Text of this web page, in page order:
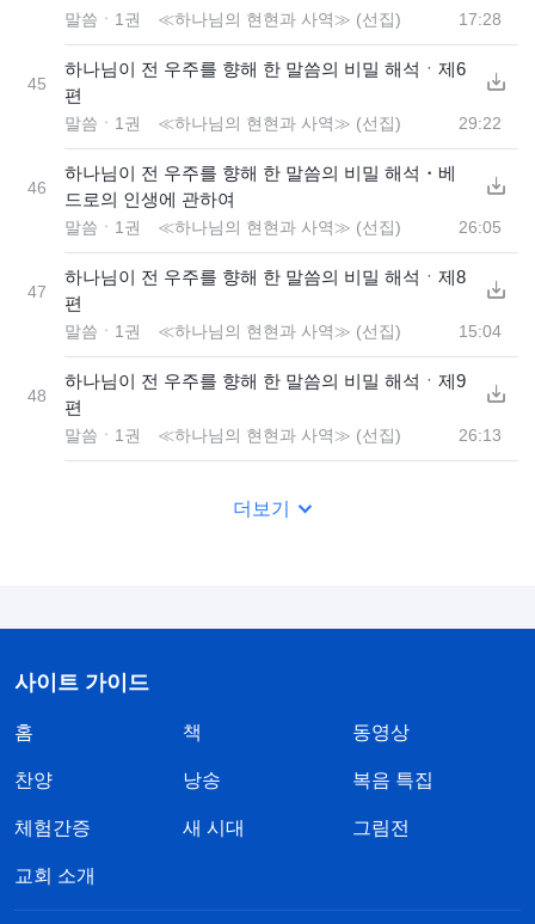
말씀ㆍ1권 ≪하나님의 현현과 사역≫ (선집) 17:28
45
하나님이 전 우주를 향해 한 말씀의 비밀 해석ㆍ제6
편
말씀ㆍ1권 ≪하나님의 현현과 사역≫ (선집) 29:22
46
하나님이 전 우주를 향해 한 말씀의 비밀 해석・베
드로의 인생에 관하여
말씀ㆍ1권 ≪하나님의 현현과 사역≫ (선집) 26:05
47
하나님이 전 우주를 향해 한 말씀의 비밀 해석ㆍ제8
편
말씀ㆍ1권 ≪하나님의 현현과 사역≫ (선집) 15:04
48
하나님이 전 우주를 향해 한 말씀의 비밀 해석ㆍ제9
편
말씀ㆍ1권 ≪하나님의 현현과 사역≫ (선집) 26:13
더보기
사이트 가이드
홈 책 동영상
찬양 낭송 복음 특집
체험간증 새 시대 그림전
교회 소개